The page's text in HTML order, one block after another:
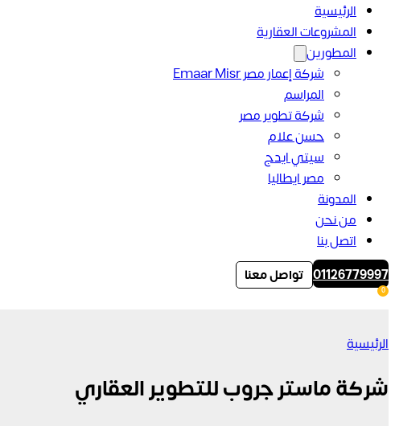
الرئيسية
المشروعات العقارية
المطورين
شركة إعمار مصر Emaar Misr
المراسم
شركة تطوير مصر
حسن علام
سيتي ايدج
مصر ايطاليا
المدونة
من نحن
اتصل بنا
01126779997 تواصل معنا
0
الرئيسية
شركة ماستر جروب للتطوير العقاري